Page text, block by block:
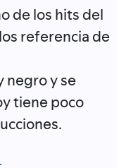
de los hits del
referencia de
negro y se
tiene poco